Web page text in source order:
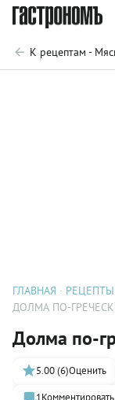
К рецептам -
ГЛАВНАЯ РЕЦЕПТЫ
ДОЛМА ПО-
Долма по-
5.00 (6)Оценить
1Комментировать